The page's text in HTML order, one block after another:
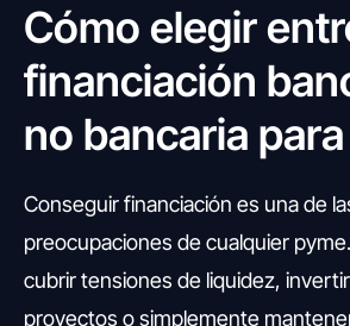
Cómo elegir
financiación
no bancaria
Conseguir financiación es una de
preocupaciones de cualquier
cubrir tensiones de liquidez,
proyectos o simplemente